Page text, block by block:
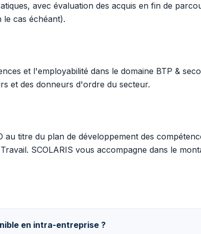
avec évaluation des acquis en fin de
le cas échéant).
et l'employabilité dans le domaine BTP &
et des donneurs d'ordre du secteur.
au titre du plan de développement des
SCOLARIS vous accompagne dans le
en intra-entreprise ?